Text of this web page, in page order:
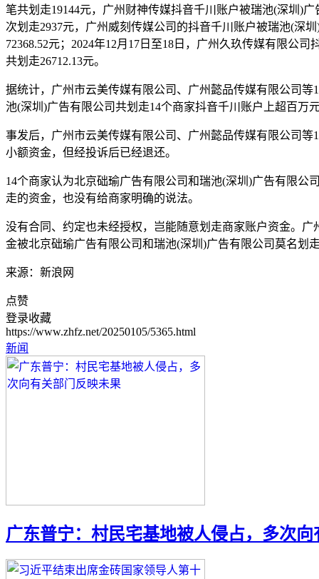
笔共划走19144元，广州财神传媒抖音千川账户被瑞池(深圳)
次划走2937元，广州威刻传媒公司的抖音千川账户被瑞池(深
72368.52元；2024年12月17日至18日，广州久玖传媒有限公
共划走26712.13元。
据统计，广州市云美传媒有限公司、广州懿品传媒有限公司
池(深圳)广告有限公司共划走14个商家抖音千川账户上超百
事发后，广州市云美传媒有限公司、广州懿品传媒有限公司
小额资金，但经投诉后已经退还。
14个商家认为北京础瑜广告有限公司和瑞池(深圳)广告有限
走的资金，也没有给商家明确的说法。
没有合同、约定也未经授权，岂能随意划走商家账户资金。
金被北京础瑜广告有限公司和瑞池(深圳)广告有限公司莫名划
来源：新浪网
点赞
登录收藏
https://www.zhfz.net/20250105/5365.html
新闻
广东普宁：村民宅基地被人侵占，多次